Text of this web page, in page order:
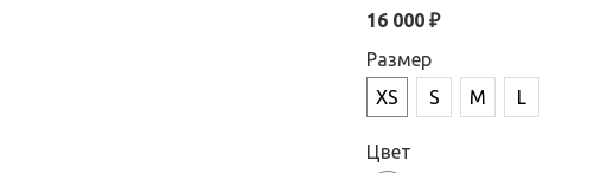
16 000 ₽
Размер
XS
S M L
Цвет